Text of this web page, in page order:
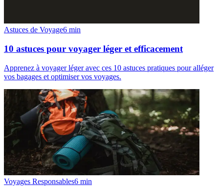
Astuces de Voyage6 min
10 astuces pour voyager léger et efficacement
Apprenez à voyager léger avec ces 10 astuces pratiques pour alléger
vos bagages et optimiser vos voyages.
Voyages Responsables6 min